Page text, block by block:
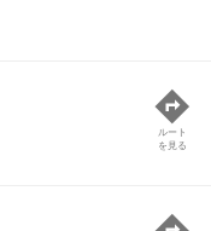
ルート
を見る